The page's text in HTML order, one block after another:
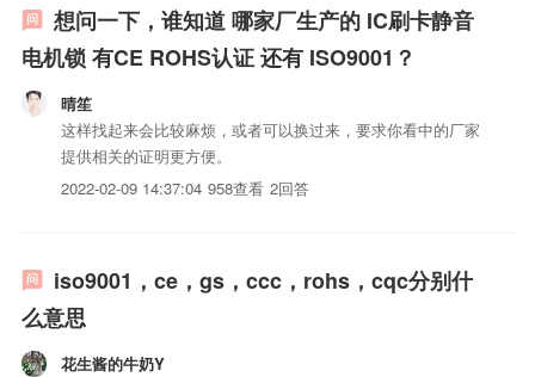
想问一下，谁知道 哪家厂生产的 IC刷卡静音
电机锁 有CE ROHS认证 还有 ISO9001？
晴笙
这样找起来会比较麻烦，或者可以换过来，要求你看中的厂家
提供相关的证明更方便。
2022-02-09 14:37:04 958查看 2回答
iso9001，ce，gs，ccc，rohs，cqc分别什
么意思
花生酱的牛奶Y